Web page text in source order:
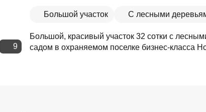
9
Большой участок С лесными
Большой, красивый участок 32 сотки с
садом в охраняемом поселке бизнес-класса